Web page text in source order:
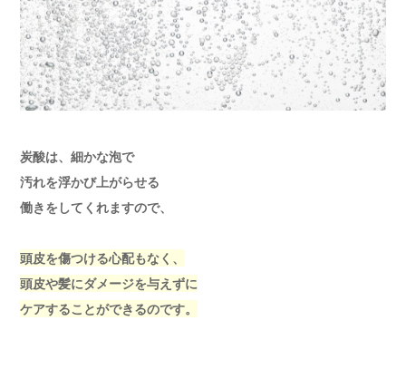
炭酸は、細かな泡で
汚れを浮かび上がらせる
働きをしてくれますので、
頭皮を傷つける心配もなく、
頭皮や髪にダメージを与えずに
ケアすることができるのです。